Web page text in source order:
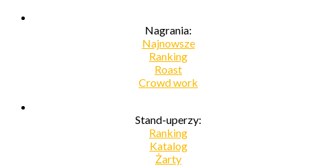
Nagrania:
Najnowsze
Ranking
Roast
Crowd work
Stand-uperzy:
Ranking
Katalog
Żarty